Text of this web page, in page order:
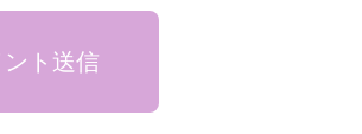
ト送信